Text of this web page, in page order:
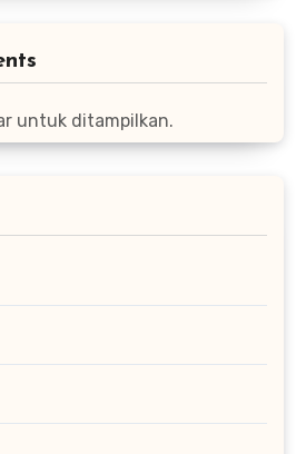
untuk ditampilkan.